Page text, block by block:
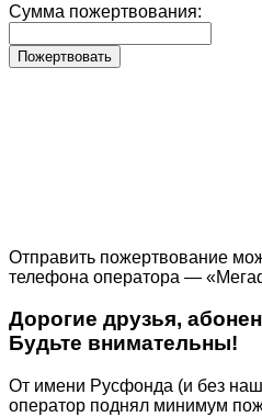
Сумма пожертвования:
Пожертвовать
Отправить пожертвование
телефона оператора —
Дорогие друзья,
Будьте внимательны!
От имени Русфонда (и без
оператор поднял минимум